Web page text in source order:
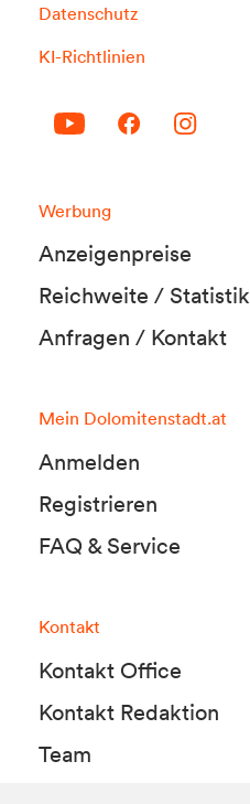
Datenschutz
KI-Richtlinien
Werbung
Anzeigenpreise
Reichweite / Statistik
Anfragen / Kontakt
Mein Dolomitenstadt.at
Anmelden
Registrieren
FAQ & Service
Kontakt
Kontakt Office
Kontakt Redaktion
Team